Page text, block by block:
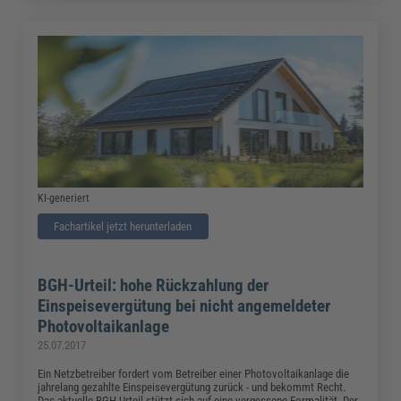
KI-generiert
Fachartikel jetzt herunterladen
BGH-Urteil: hohe Rückzahlung der
Einspeisevergütung bei nicht angemeldeter
Photovoltaikanlage
25.07.2017
Ein Netzbetreiber fordert vom Betreiber einer Photovoltaikanlage die
jahrelang gezahlte Einspeisevergütung zurück - und bekommt Recht.